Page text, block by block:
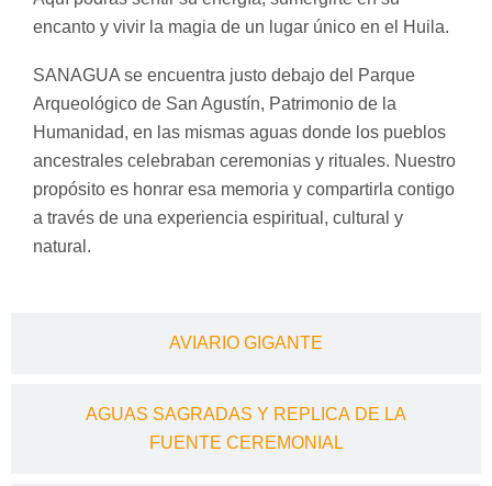
AVIARIO GIGANTE
AGUAS SAGRADAS Y REPLICA DE LA
FUENTE CEREMONIAL
encanto y vivir la magia de un lugar único en el Huila.
SANAGUA se encuentra justo debajo del Parque
Arqueológico de San Agustín, Patrimonio de la
Humanidad, en las mismas aguas donde los pueblos
ancestrales celebraban ceremonias y rituales. Nuestro
propósito es honrar esa memoria y compartirla contigo
a través de una experiencia espiritual, cultural y
natural.